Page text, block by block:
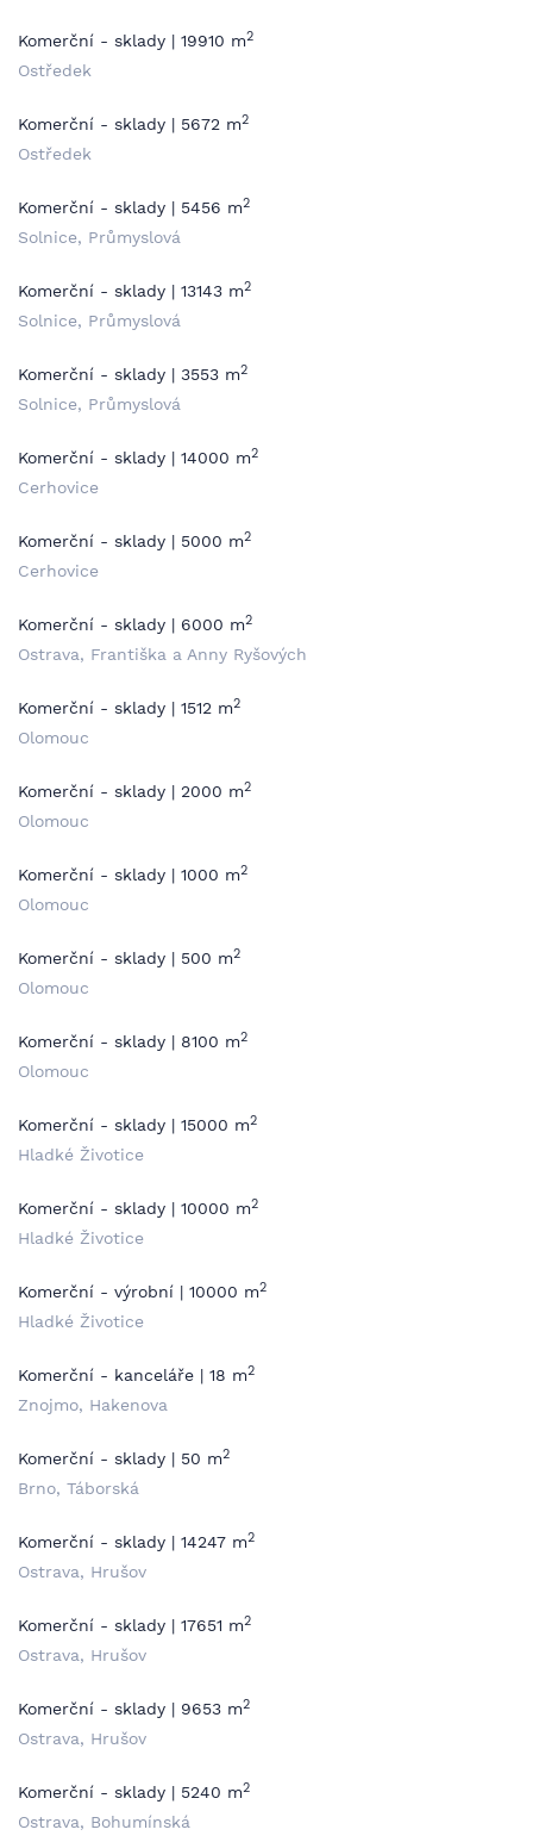
Komerční - sklady | 19910 m2
Ostředek
Komerční - sklady | 5672 m2
Ostředek
Komerční - sklady | 5456 m2
Solnice, Průmyslová
Komerční - sklady | 13143 m2
Solnice, Průmyslová
Komerční - sklady | 3553 m2
Solnice, Průmyslová
Komerční - sklady | 14000 m2
Cerhovice
Komerční - sklady | 5000 m2
Cerhovice
Komerční - sklady | 6000 m2
Ostrava, Františka a Anny Ryšových
Komerční - sklady | 1512 m2
Olomouc
Komerční - sklady | 2000 m2
Olomouc
Komerční - sklady | 1000 m2
Olomouc
Komerční - sklady | 500 m2
Olomouc
Komerční - sklady | 8100 m2
Olomouc
Komerční - sklady | 15000 m2
Hladké Životice
Komerční - sklady | 10000 m2
Hladké Životice
Komerční - výrobní | 10000 m2
Hladké Životice
Komerční - kanceláře | 18 m2
Znojmo, Hakenova
Komerční - sklady | 50 m2
Brno, Táborská
Komerční - sklady | 14247 m2
Ostrava, Hrušov
Komerční - sklady | 17651 m2
Ostrava, Hrušov
Komerční - sklady | 9653 m2
Ostrava, Hrušov
Komerční - sklady | 5240 m2
Ostrava, Bohumínská